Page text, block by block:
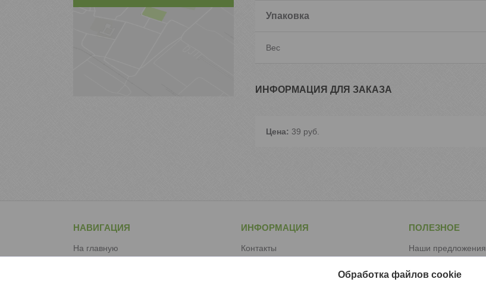
Упаковка
Вес
ИНФОРМАЦИЯ ДЛЯ ЗАКАЗА
Цена: 39 руб.
НАВИГАЦИЯ
На главную
ИНФОРМАЦИЯ
Контакты
ПОЛЕЗНОЕ
Наши предложения
Обработка файлов cookie